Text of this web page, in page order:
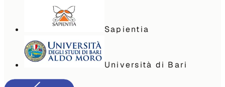
Sapientia
Università di Bari